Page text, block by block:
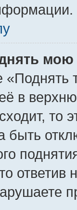
мою
«Поднять
в
то
быть
ответив